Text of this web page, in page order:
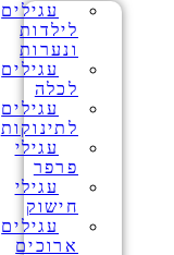
עגילים
לילדות
ונערות
עגילים
לכלה
עגילים
לתינוקות
עגילי
פרפר
עגילי
חישוק
עגילים
ארוכים